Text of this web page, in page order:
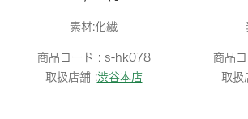
素材:化繊
商品コード : s-hk078
取扱店舗 :渋谷本店
商品
取扱